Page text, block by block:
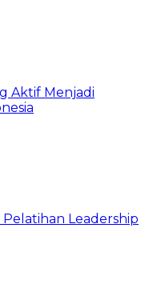
Aktif Menjadi
Leadership